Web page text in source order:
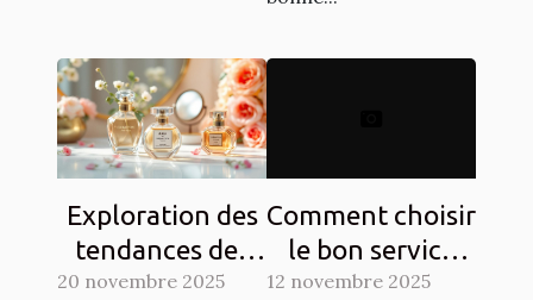
Exploration des
tendances des
parfums floraux
20 novembre 2025
Comment choisir
le bon service
pour vos
12 novembre 2025